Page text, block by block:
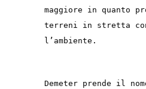
maggiore in quanto
terreni in stretta
l’ambiente.
Demeter prende il